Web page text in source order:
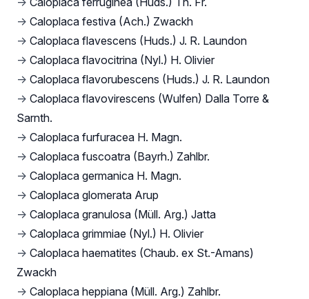
→ Caloplaca festiva (Ach.) Zwackh
→ Caloplaca flavescens (Huds.) J. R. Laundon
→ Caloplaca flavocitrina (Nyl.) H. Olivier
→ Caloplaca flavorubescens (Huds.) J. R. Laundon
→ Caloplaca flavovirescens (Wulfen) Dalla Torre &
Sarnth.
→ Caloplaca furfuracea H. Magn.
→ Caloplaca fuscoatra (Bayrh.) Zahlbr.
→ Caloplaca germanica H. Magn.
→ Caloplaca glomerata Arup
→ Caloplaca granulosa (Müll. Arg.) Jatta
→ Caloplaca grimmiae (Nyl.) H. Olivier
→ Caloplaca haematites (Chaub. ex St.-Amans)
Zwackh
→ Caloplaca heppiana (Müll. Arg.) Zahlbr.